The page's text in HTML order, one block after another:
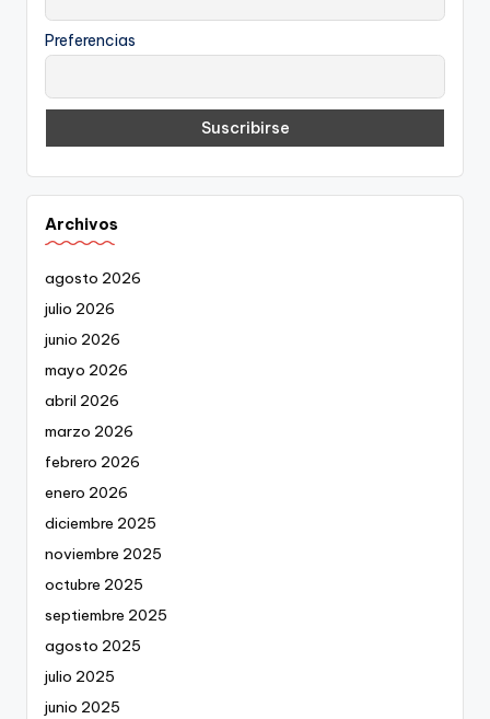
Preferencias
Archivos
agosto 2026
julio 2026
junio 2026
mayo 2026
abril 2026
marzo 2026
febrero 2026
enero 2026
diciembre 2025
noviembre 2025
octubre 2025
septiembre 2025
agosto 2025
julio 2025
junio 2025